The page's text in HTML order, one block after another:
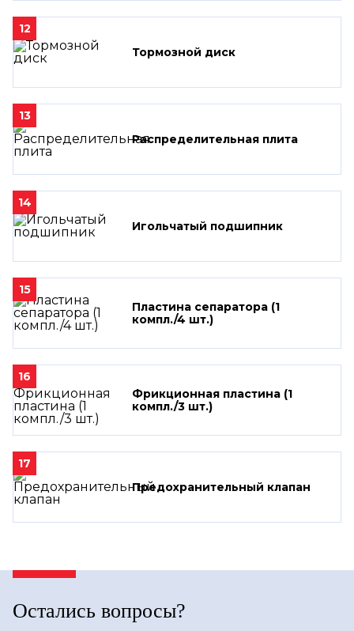
12
Тормозной диск
13
Распределительная плита
14
Игольчатый подшипник
15
Пластина сепаратора (1
компл./4 шт.)
16
Фрикционная пластина (1
компл./3 шт.)
17
Предохранительный клапан
Остались вопросы?